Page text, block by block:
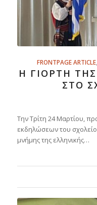
FRONTPAGE ARTICLE,
Η ΓΙΟΡΤΉ
ΣΤΟ
Την Τρίτη 24 Μαρτίου,
εκδηλώσεων του
μνήμης της ελληνικής…